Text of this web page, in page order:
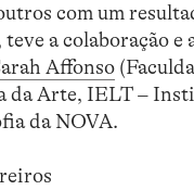
com um
a colaboração e
Affonso
Arte, IELT –
da NOVA.